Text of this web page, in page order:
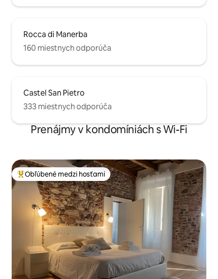
Rocca di Manerba
160 miestnych odporúča
Castel San Pietro
333 miestnych odporúča
Prenájmy v kondomíniách s Wi-Fi
Najobľúbenejšie medzi hosťami
Obľúbené medzi hosťami